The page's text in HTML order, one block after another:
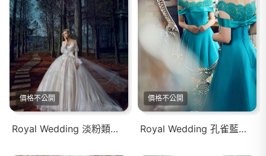
價格不公開
Royal Wedding 淡粉類白紗婚紗禮服
價格不公開
Royal Wedding 孔雀藍緞布禮服